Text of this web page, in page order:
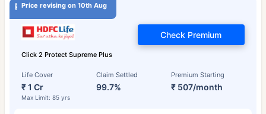
Price revising on 10th Aug
Click 2 Protect Supreme Plus
Life Cover
₹ 1 Cr
Max Limit: 85 yrs
Claim Settled
99.7%
Premium Starting
₹ 507/month
Check Premium